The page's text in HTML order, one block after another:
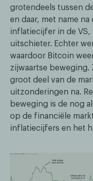
grotendeels tussen
en daar, met name
inflatiecijfer in de VS,
uitschieter. Echter
waardoor Bitcoin
zijwaartse beweging.
groot deel van de
uitzonderingen na.
beweging is de nog
op de financiële
inflatiecijfers en het